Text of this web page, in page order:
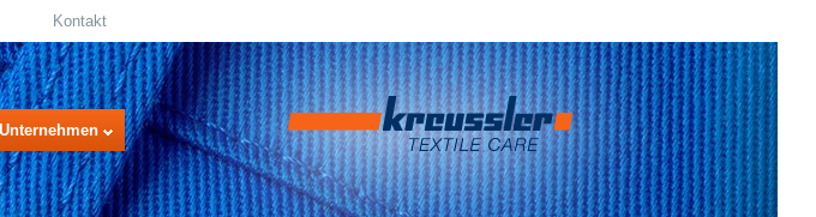
Kontakt
Unternehmen